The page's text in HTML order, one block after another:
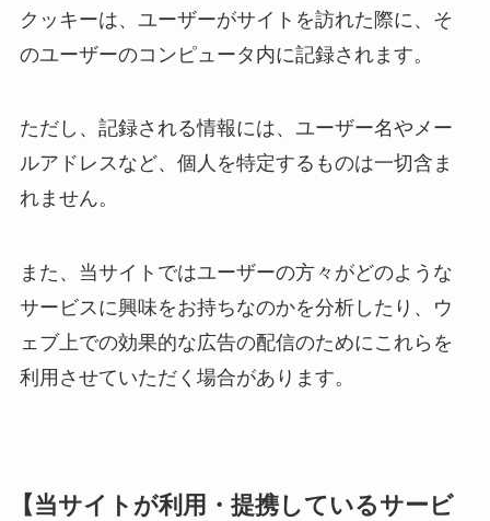
クッキーは、ユーザーがサイトを訪れた際に、そ
のユーザーのコンピュータ内に記録されます。
ただし、記録される情報には、ユーザー名やメー
ルアドレスなど、個人を特定するものは一切含ま
れません。
また、当サイトではユーザーの方々がどのような
サービスに興味をお持ちなのかを分析したり、ウ
ェブ上での効果的な広告の配信のためにこれらを
利用させていただく場合があります。
【当サイトが利用・提携しているサービ